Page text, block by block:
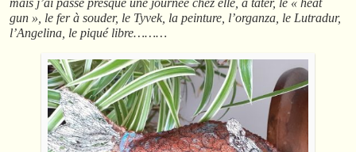
gun », le fer à souder, le Tyvek, la peinture, l’organza, le Lutradur,
l’Angelina, le piqué libre………